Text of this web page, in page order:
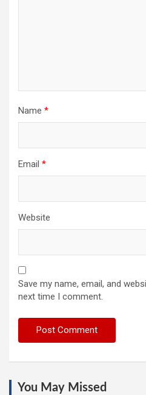
Name *
Email *
Website
Save my name, email, and
next time I comment.
You May Missed